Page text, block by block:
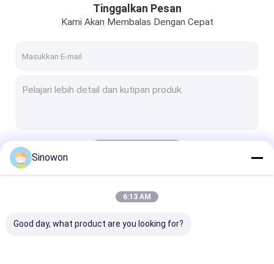
Tinggalkan Pesan
Kami Akan Membalas Dengan Cepat
Sinowon
6:13 AM
Good day, what product are you looking for?